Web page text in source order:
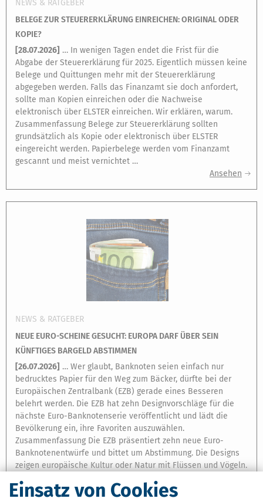
Einsatz von Cookies
NEWS & RATGEBER
BELEGE ZUR STEUERERKLÄRUNG EINREICHEN: ORIGINAL ODER
KOPIE?
[28.07.2026] … In wenigen Tagen endet die Frist für die
Abgabe der Steuererklärung für 2025. Eigentlich müssen keine
Belege und Quittungen mehr mit der Steuererklärung
abgegeben werden. Falls das Finanzamt sie doch anfordert,
sollte man Kopien einreichen oder die Nachweise
elektronisch über ELSTER einreichen. Wir erklären, warum.
Zusammenfassung Belege zur Steuererklärung sollten
grundsätzlich als Kopie oder elektronisch über ELSTER
eingereicht werden. Papierbelege werden vom Finanzamt
gescannt und meist vernichtet …
Ansehen
NEWS & RATGEBER
NEUE EURO-SCHEINE GESUCHT: EUROPA DARF ÜBER SEIN
KÜNFTIGES BARGELD ABSTIMMEN
[26.07.2026] … Wer glaubt, Banknoten seien einfach nur
bedrucktes Papier für den Weg zum Bäcker, dürfte bei der
Europäischen Zentralbank (EZB) gerade eines Besseren
belehrt werden. Die EZB hat zehn Designvorschläge für die
nächste Euro-Banknotenserie veröffentlicht und lädt die
Bevölkerung ein, ihre Favoriten auszuwählen.
Zusammenfassung Die EZB präsentiert zehn neue Euro-
Banknotenentwürfe und bittet um Abstimmung. Die Designs
zeigen europäische Kultur oder Natur mit Flüssen und Vögeln.